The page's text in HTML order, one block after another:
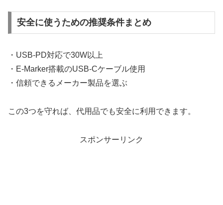
安全に使うための推奨条件まとめ
・USB-PD対応で30W以上
・E-Marker搭載のUSB-Cケーブル使用
・信頼できるメーカー製品を選ぶ
この3つを守れば、代用品でも安全に利用できます。
スポンサーリンク